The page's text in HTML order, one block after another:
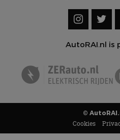
AutoRAI.nl is
©
Cookies